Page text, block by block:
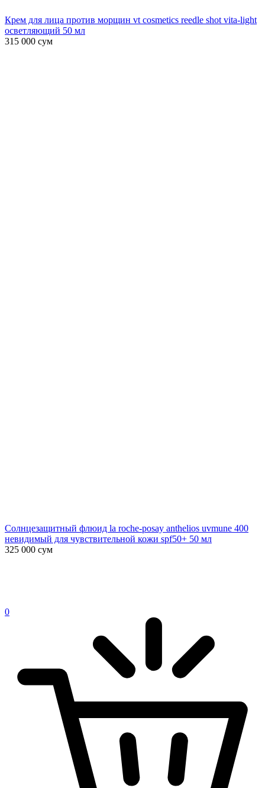
Крем для лица против морщин vt cosmetics reedle shot vita-light
осветляющий 50 мл
315 000 сум
Солнцезащитный флюид la roche-posay anthelios uvmune 400
невидимый для чувствительной кожи spf50+ 50 мл
325 000 сум
0